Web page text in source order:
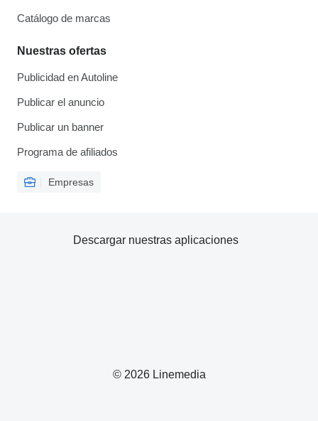
Catálogo de marcas
Nuestras ofertas
Publicidad en Autoline
Publicar el anuncio
Publicar un banner
Programa de afiliados
Empresas
© 2026 Linemedia
Descargar nuestras aplicaciones